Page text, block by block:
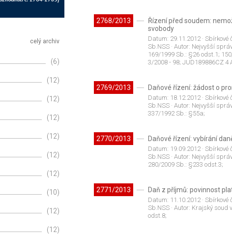
2768/2013
Řízení před soudem:
svobody
Datum: 29.11.2012· Sbírkové
Sb.NSS· Autor: Nejvyšší
169/1999 Sb.: §26 odst.1;
3/2008 - 98; JUD189886CZ 4
2769/2013 Daňové řízení: žádost o
Datum: 18.12.2012· Sbírkové
Sb.NSS· Autor: Nejvyšší
337/1992 Sb.: §55a;
2770/2013 Daňové řízení: vybírání
Datum: 19.09.2012· Sbírkové
Sb.NSS· Autor: Nejvyšší
280/2009 Sb.: §233 odst.3;
2771/2013 Daň z příjmů: povinnost
Datum: 11.10.2012· Sbírkové
Sb.NSS· Autor: Krajský soud
odst.8;
celý archiv
(6)
(12)
(12)
(12)
(12)
(12)
(12)
(10)
(12)
(12)